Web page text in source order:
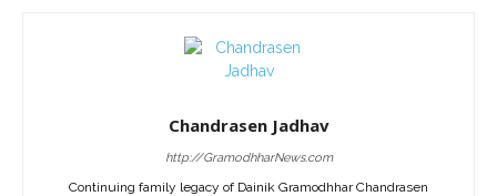
Chandrasen Jadhav
http://GramodhharNews.com
Continuing family legacy of Dainik Gramodhhar Chandrasen